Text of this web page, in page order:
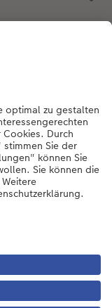
Sie uns gern anrufen:
So.: 10:00 – 18:00 Uhr